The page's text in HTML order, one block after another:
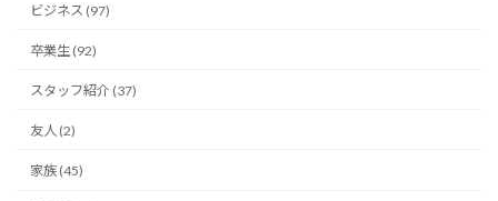
ビジネス (97)
卒業生 (92)
スタッフ紹介 (37)
友人 (2)
家族 (45)